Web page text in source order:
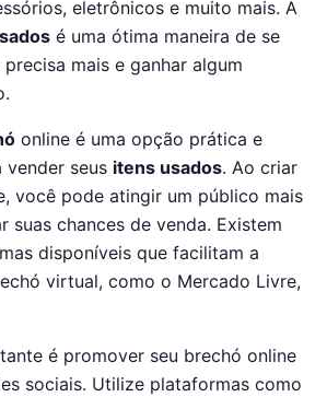
eletrônicos e muito mais. A
é uma ótima maneira de se
mais e ganhar algum
online é uma opção prática e
vender seus itens usados. Ao criar
você pode atingir um público mais
suas chances de venda. Existem
disponíveis que facilitam a
virtual, como o Mercado Livre,
é promover seu brechó online
sociais. Utilize plataformas como